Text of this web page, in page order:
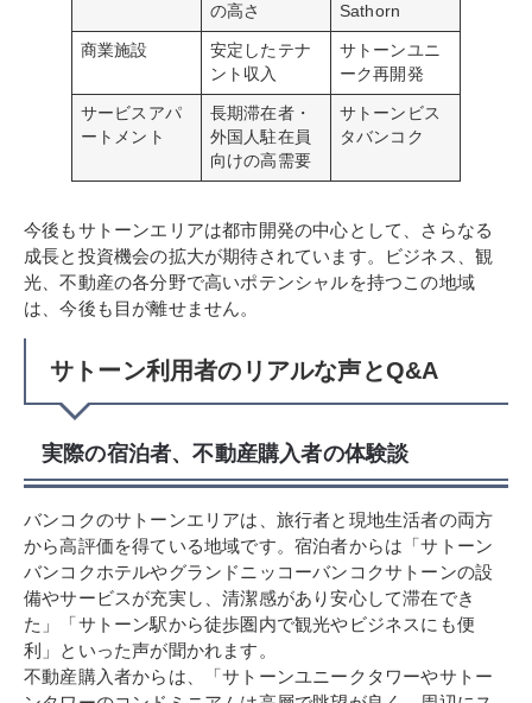
の高さ
Sathorn
商業施設
安定したテナ
ント収入
サトーンユニ
ーク再開発
サービスアパ
ートメント
長期滞在者・
外国人駐在員
向けの高需要
サトーンビス
タバンコク
今後もサトーンエリアは都市開発の中心として、さらなる
成長と投資機会の拡大が期待されています。ビジネス、観
光、不動産の各分野で高いポテンシャルを持つこの地域
は、今後も目が離せません。
サトーン利用者のリアルな声とQ&A
実際の宿泊者、不動産購入者の体験談
バンコクのサトーンエリアは、旅行者と現地生活者の両方
から高評価を得ている地域です。宿泊者からは「サトーン
バンコクホテルやグランドニッコーバンコクサトーンの設
備やサービスが充実し、清潔感があり安心して滞在でき
た」「サトーン駅から徒歩圏内で観光やビジネスにも便
利」といった声が聞かれます。
不動産購入者からは、「サトーンユニークタワーやサトー